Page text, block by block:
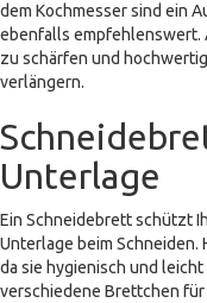
dem Kochmesser sind ein
ebenfalls empfehlenswert.
zu schärfen und
verlängern.
Unterlage
Ein Schneidebrett schützt
Unterlage beim
da sie hygienisch und
verschiedene Brettchen für